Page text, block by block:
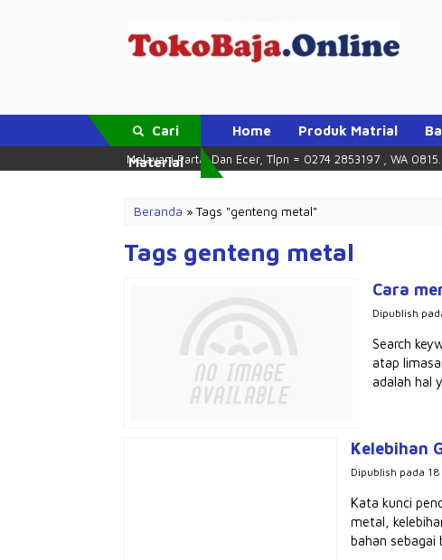
Cari
Material
Home Produk Matrial
Melayani Partai Dan Ecer, Tlpn = 0274 2853197 , WA
Beranda »Tags "genteng metal"
Tags genteng metal
Cara
Dipublish
Search
atap
adalah hal
Kelebihan
Dipublish pada
Kata kunci
metal,
bahan sebagai